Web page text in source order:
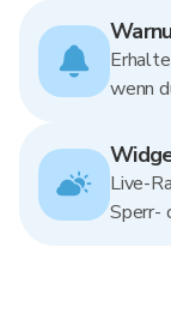
wenn
Live-
Sperr-